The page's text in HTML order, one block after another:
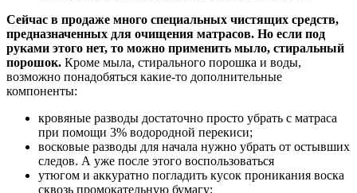
Сейчас в продаже много специальных чистящих средств,
предназначенных для очищения матрасов. Но если под
руками этого нет, то можно применить мыло, стиральный
порошок. Кроме мыла, стирального порошка и воды,
возможно понадобяться какие-то дополнительные
компоненты:
кровяные разводы достаточно просто убрать с матраса
при помощи 3% водородной перекиси;
восковые разводы для начала нужно убрать от остывших
следов. А уже после этого воспользоваться
утюгом и аккуратно погладить кусок проникания воска
сквозь промокательную бумагу;